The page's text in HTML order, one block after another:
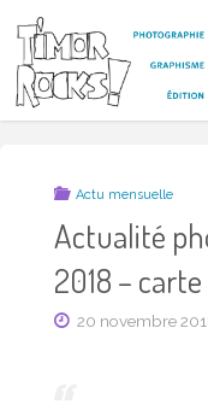
content
Actu mensuelle
Actualité
2018 –
20 novembre